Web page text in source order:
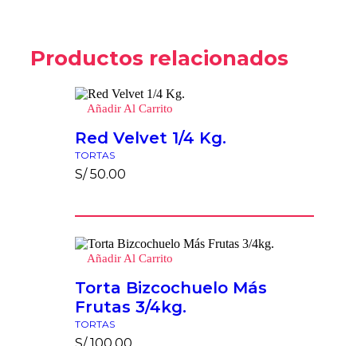
Productos relacionados
Añadir Al Carrito
Red Velvet 1/4 Kg.
TORTAS
S/50.00
Añadir Al Carrito
Torta Bizcochuelo Más
Frutas 3/4kg.
TORTAS